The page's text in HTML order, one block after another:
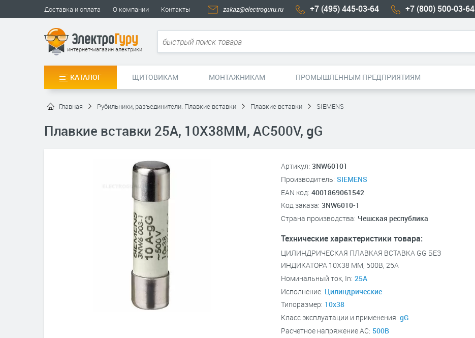
Доставка и оплата О компании Контакты zakaz@electroguru.ru +7 (495) 445-03-64 +7 (800) 500-03-64
интернет-магазин электрики
КАТАЛОГ ЩИТОВИКАМ МОНТАЖНИКАМ ПРОМЫШЛЕННЫМ ПРЕДПРИЯТИЯМ
Главная Рубильники, разъединители. Плавкие вставки Плавкие вставки SIEMENS
Плавкие вставки 25А, 10Х38ММ, AC500V, gG
Артикул: 3NW60101
Производитель: SIEMENS
EAN код: 4001869061542
Код заказа: 3NW6010-1
Страна производства: Чешская республика
Технические характеристики товара:
ЦИЛИНДРИЧЕСКАЯ ПЛАВКАЯ ВСТАВКА GG БЕЗ
ИНДИКАТОРА 10Х38 ММ, 500В, 25А
Номинальный ток, In: 25А
Исполнение: Цилиндрические
Типоразмер: 10x38
Класс эксплуатации и применения: gG
Расчетное напряжение AC: 500В